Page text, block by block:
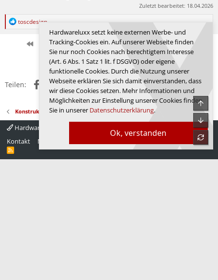
Zuletzt bearbeitet: 18.04.2026
R
e
toscdesign
Erste Vorherige 132 von 147 Nächste Letzte
Anmelden, um zu antworten.
Teilen: FacebookX (Twitter)
RedditWhatsApp
E-MailLink
Konstruktions-Forum
Hardwareluxx 4.0
Kontakt
Nutzungsbedingungen Startseite
R
Ok, verstanden
Hardwareluxx setzt keine externen Werbe- und
Tracking-Cookies ein. Auf unserer Webseite finden
Sie nur noch Cookies nach berechtigtem Interesse
(Art. 6 Abs. 1 Satz 1 lit. f DSGVO) oder eigene
funktionelle Cookies. Durch die Nutzung unserer
Webseite erklären Sie sich damit einverstanden, dass
wir diese Cookies setzen. Mehr Informationen und
Möglichkeiten zur Einstellung unserer Cookies finden
Sie in unserer Datenschutzerklärung.